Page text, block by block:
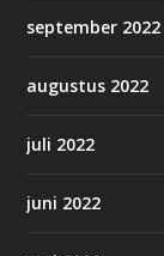
september 2022
augustus 2022
juli 2022
juni 2022